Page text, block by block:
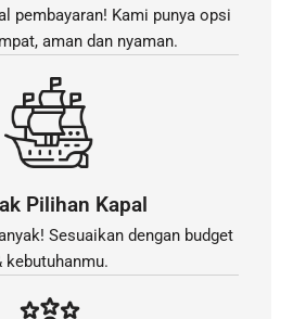
pembayaran! Kami punya opsi
aman dan nyaman.
Pilihan Kapal
Sesuaikan dengan budget
kebutuhanmu.